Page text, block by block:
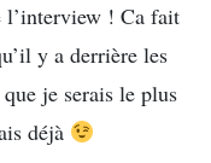
l’interview ! Ca fait
y a derrière les
je serais le plus
déjà